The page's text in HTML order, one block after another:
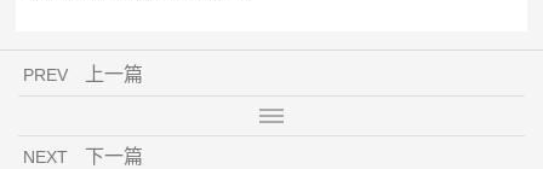
PREV 上一篇
NEXT 下一篇